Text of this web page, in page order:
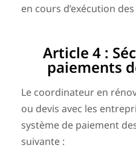
en cours d’exécution
Article 4 :
paiements
Le coordinateur en
ou devis avec les
système de paiement
suivante :